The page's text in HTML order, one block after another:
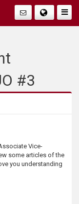
Faire
#3
Vice-
some articles of the
you understanding